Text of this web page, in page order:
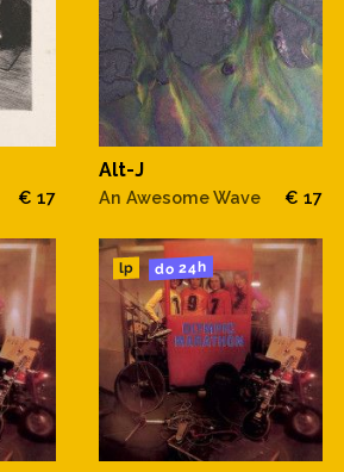
€ 17
Alt-J
An Awesome Wave € 17
lp do 24h